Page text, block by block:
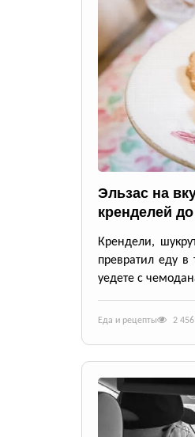
Эльзас на
кренделей
Крендели,
превратил еду в
уедете с
Еда и рецепты 2 456